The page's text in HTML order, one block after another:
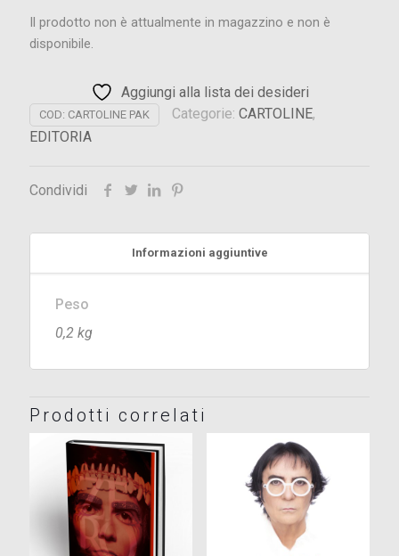
Il prodotto non è attualmente in magazzino e non è
disponibile.
Aggiungi alla lista dei desideri
COD: CARTOLINE PAK Categorie: CARTOLINE,
EDITORIA
Condividi
Informazioni aggiuntive
Peso
0,2 kg
Prodotti correlati